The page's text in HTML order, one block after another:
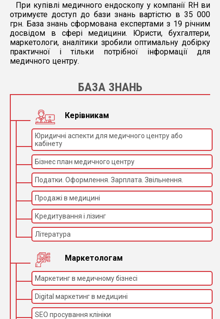
При купівлі медичного ендоскопу у компанії RH ви
отримуєте доступ до бази знань вартістю в 35 000
грн. База знань сформована експертами з 19 річним
досвідом в сфері медицини. Юристи, бухгалтери,
маркетологи, аналітики зробили оптимальну добірку
практичної і тільки потрібної інформації для
медичного центру.
БАЗА ЗНАНЬ
Керівникам
Юридичні аспекти для медичного центру або
кабінету
Бізнес план медичного центру
Податки. Оформлення. Зарплата. Звільнення.
Продажі в медицині
Кредитування і лізинг
Література
Маркетологам
Маркетинг в медичному бізнесі
Digital маркетинг в медицині
SEO просування клініки